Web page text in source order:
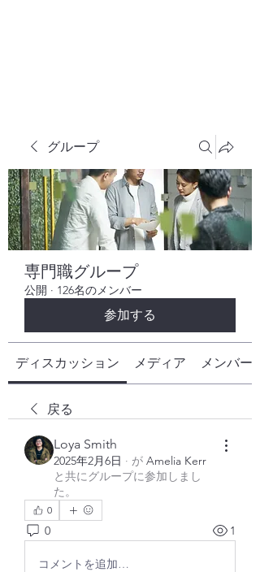
グループ
専門職グループ
公開 · 126名のメンバー
参加する
ディスカッション メディア メンバー
戻る
Loya Smith
2025年2月6日 · が Amelia Kerr
と共にグループに参加しまし
た。
0
0 1
コメントを追加…